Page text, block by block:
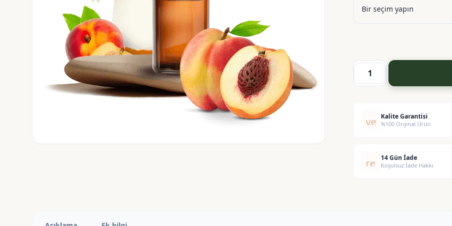
Şeftali-
verified
Kalite Garantisi
%100 Orijinal Ürün
replay14 Gün İade
Koşulsuz İade Hakkı